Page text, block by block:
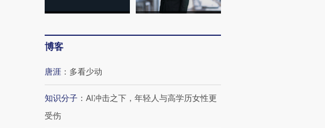
博客
唐涯 ： 多看少动
知识分子 ： AI冲击之下，年轻人与高学历女性更
受伤